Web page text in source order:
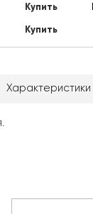
Купить
Купить
Характеристики